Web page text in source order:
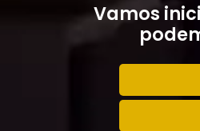
Vamos